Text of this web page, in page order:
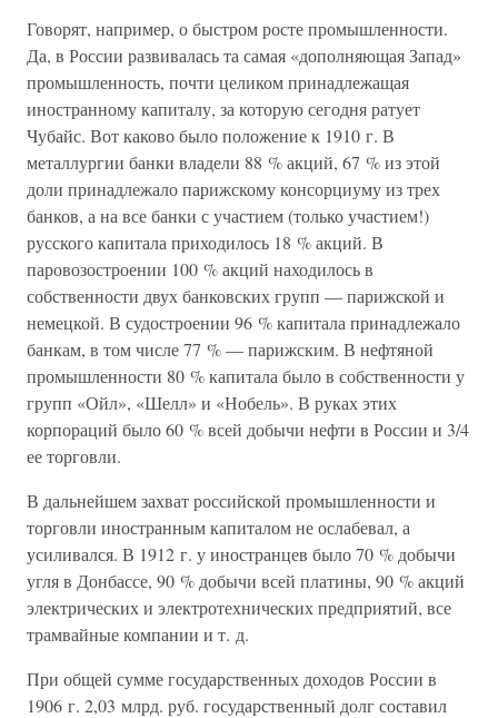
Говорят, например, о быстром росте промышленности.
Да, в России развивалась та самая «дополняющая Запад»
промышленность, почти целиком принадлежащая
иностранному капиталу, за которую сегодня ратует
Чубайс. Вот каково было положение к 1910 г. В
металлургии банки владели 88 % акций, 67 % из этой
доли принадлежало парижскому консорциуму из трех
банков, а на все банки с участием (только участием!)
русского капитала приходилось 18 % акций. В
паровозостроении 100 % акций находилось в
собственности двух банковских групп — парижской и
немецкой. В судостроении 96 % капитала принадлежало
банкам, в том числе 77 % — парижским. В нефтяной
промышленности 80 % капитала было в собственности у
групп «Ойл», «Шелл» и «Нобель». В руках этих
корпораций было 60 % всей добычи нефти в России и 3/4
ее торговли.
В дальнейшем захват российской промышленности и
торговли иностранным капиталом не ослабевал, а
усиливался. В 1912 г. у иностранцев было 70 % добычи
угля в Донбассе, 90 % добычи всей платины, 90 % акций
электрических и электротехнических предприятий, все
трамвайные компании и т. д.
При общей сумме государственных доходов России в
1906 г. 2,03 млрд. руб. государственный долг составил